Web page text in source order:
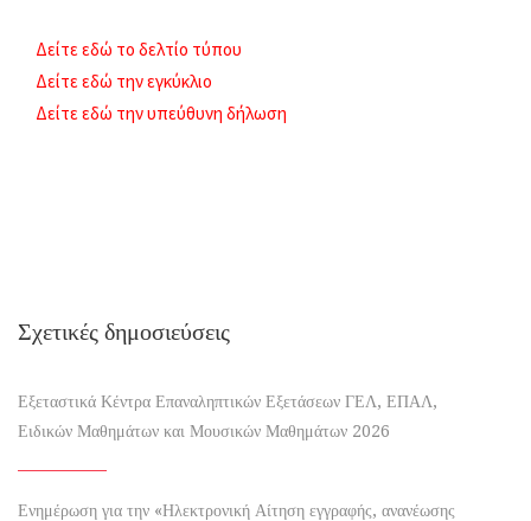
Δείτε εδώ το δελτίο τύπου
Δείτε εδώ την εγκύκλιο
Δείτε εδώ την υπεύθυνη δήλωση
Σχετικές δημοσιεύσεις
Εξεταστικά Κέντρα Επαναληπτικών Εξετάσεων ΓΕΛ, ΕΠΑΛ,
Ειδικών Μαθημάτων και Μουσικών Μαθημάτων 2026
Ενημέρωση για την «Ηλεκτρονική Αίτηση εγγραφής, ανανέωσης